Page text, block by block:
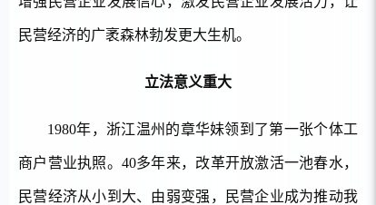
民营经济的广袤森林勃发更大生机。
立法意义重大
1980年，浙江温州的章华妹领到了第一张个体工
商户营业执照。40多年来，改革开放激活一池春水，
民营经济从小到大、由弱变强，民营企业成为推动我